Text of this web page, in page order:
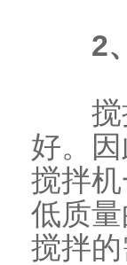
2
搅拌
好。
搅拌
低质
搅拌